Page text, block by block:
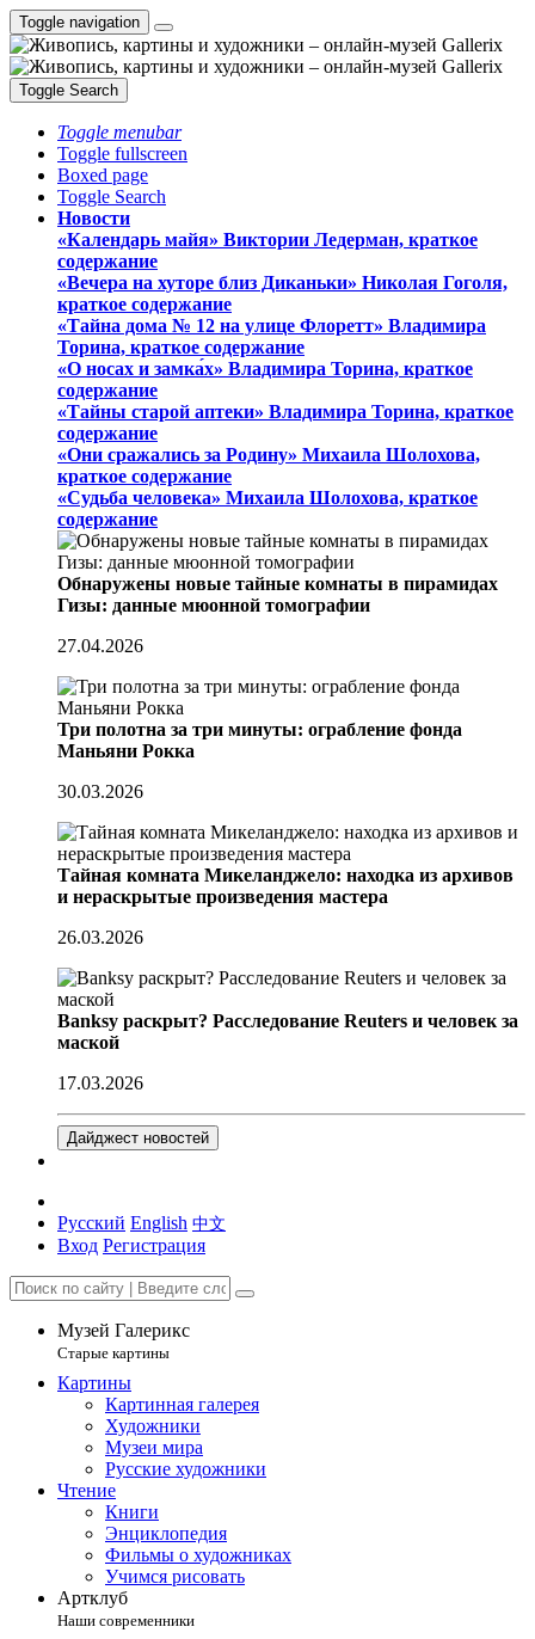
Toggle navigation
Toggle Search
Toggle menubar
Toggle fullscreen
Boxed page
Toggle Search
Новости
«Календарь майя» Виктории Ледерман, краткое
содержание
«Вечера на хуторе близ Диканьки» Николая Гоголя,
краткое содержание
«Тайна дома № 12 на улице Флоретт» Владимира
Торина, краткое содержание
«О носах и замка́х» Владимира Торина, краткое
содержание
«Тайны старой аптеки» Владимира Торина, краткое
содержание
«Они сражались за Родину» Михаила Шолохова,
краткое содержание
«Судьба человека» Михаила Шолохова, краткое
содержание
Обнаружены новые тайные комнаты в пирамидах
Гизы: данные мюонной томографии
27.04.2026
Три полотна за три минуты: ограбление фонда
Маньяни Рокка
30.03.2026
Тайная комната Микеланджело: находка из архивов
и нераскрытые произведения мастера
26.03.2026
Banksy раскрыт? Расследование Reuters и человек за
маской
17.03.2026
Дайджест новостей
Русский English 中文
Вход Регистрация
Музей Галерикс
Старые картины
Картины
Картинная галерея
Художники
Музеи мира
Русские художники
Чтение
Книги
Энциклопедия
Фильмы о художниках
Учимся рисовать
Артклуб
Наши современники